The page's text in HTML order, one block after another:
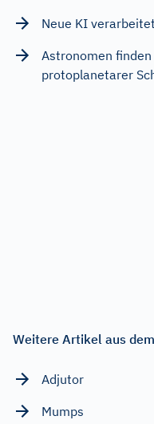
Neue KI
Astronomen
protoplanetarer
Weitere Artikel aus
Adjutor
Mumps